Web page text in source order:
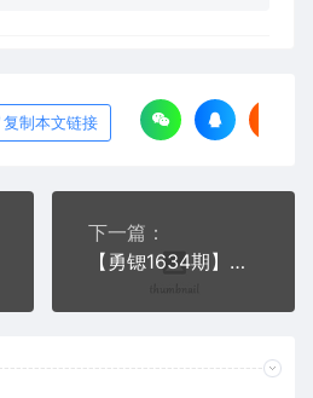
复制本文链接
下一篇：
【勇锶1634期】抖音视频制作以及拍摄技巧视频教程